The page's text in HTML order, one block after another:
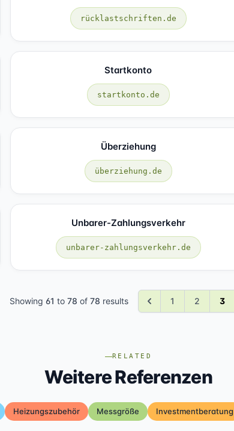
rücklastschriften.de
Startkonto
startkonto.de
Überziehung
überziehung.de
Unbarer-Zahlungsverkehr
unbarer-zahlungsverkehr.de
Showing 61 to 78 of 78 results 1 2 3
RELATED
Weitere Referenzen
Heizungszubehör Messgröße Investmentberatung